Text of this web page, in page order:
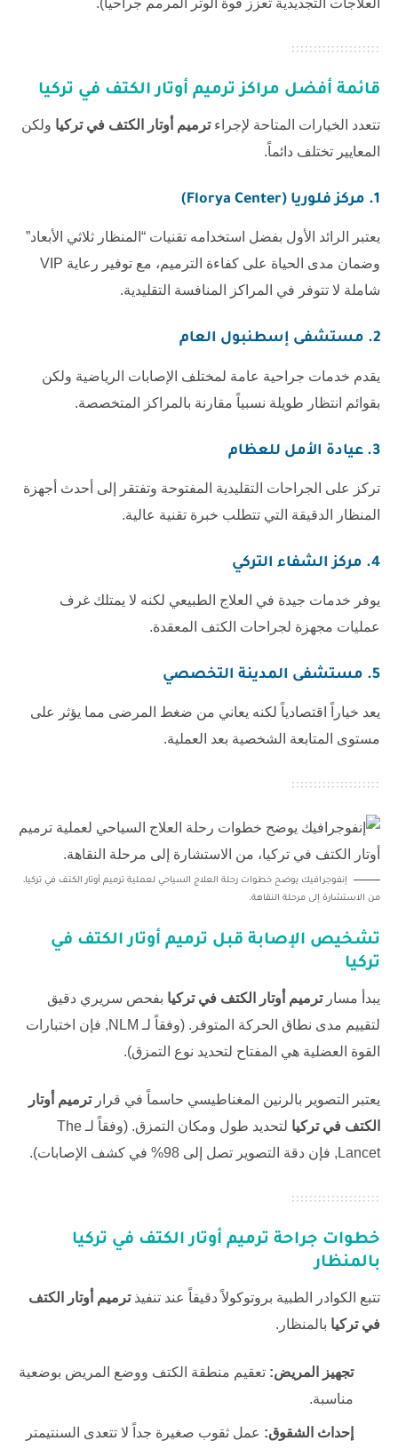
العلاجات التجديدية تعزز قوة الوتر المرمم جراحياً).
قائمة أفضل مراكز ترميم أوتار الكتف في تركيا
تتعدد الخيارات المتاحة لإجراءترميم أوتار الكتف في تركيا ولكن
المعايير تختلف دائماً.
1. مركز فلوريا (Florya Center)
يعتبر الرائد الأول بفضل استخدامه تقنيات “المنظار ثلاثي الأبعاد”
وضمان مدى الحياة على كفاءة الترميم، مع توفير رعاية VIP
شاملة لا تتوفر في المراكز المنافسة التقليدية.
2. مستشفى إسطنبول العام
يقدم خدمات جراحية عامة لمختلف الإصابات الرياضية ولكن
بقوائم انتظار طويلة نسبياً مقارنة بالمراكز المتخصصة.
3. عيادة الأمل للعظام
تركز على الجراحات التقليدية المفتوحة وتفتقر إلى أحدث أجهزة
المنظار الدقيقة التي تتطلب خبرة تقنية عالية.
4. مركز الشفاء التركي
يوفر خدمات جيدة في العلاج الطبيعي لكنه لا يمتلك غرف
عمليات مجهزة لجراحات الكتف المعقدة.
5. مستشفى المدينة التخصصي
يعد خياراً اقتصادياً لكنه يعاني من ضغط المرضى مما يؤثر على
مستوى المتابعة الشخصية بعد العملية.
إنفوجرافيك يوضح خطوات رحلة العلاج السياحي لعملية ترميم أوتار الكتف في تركيا،
من الاستشارة إلى مرحلة النقاهة.
تشخيص الإصابة قبل ترميم أوتار الكتف في
تركيا
يبدأ مسارترميم أوتار الكتف في تركيا بفحص سريري دقيق
لتقييم مدى نطاق الحركة المتوفر. (وفقاً لـ NLM, فإن اختبارات
القوة العضلية هي المفتاح لتحديد نوع التمزق).
يعتبر التصوير بالرنين المغناطيسي حاسماً في قرارترميم أوتار
الكتف في تركيا لتحديد طول ومكان التمزق. (وفقاً لـ The
Lancet , فإن دقة التصوير تصل إلى 98% في كشف الإصابات).
خطوات جراحة ترميم أوتار الكتف في تركيا
بالمنظار
تتبع الكوادر الطبية بروتوكولاً دقيقاً عند تنفيذترميم أوتار الكتف
في تركيا بالمنظار.
تجهيز المريض: تعقيم منطقة الكتف ووضع المريض بوضعية
مناسبة.
إحداث الشقوق: عمل ثقوب صغيرة جداً لا تتعدى السنتيمتر